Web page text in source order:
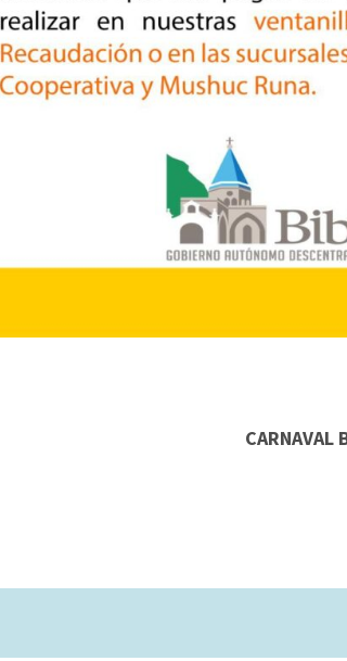
CARNAVAL